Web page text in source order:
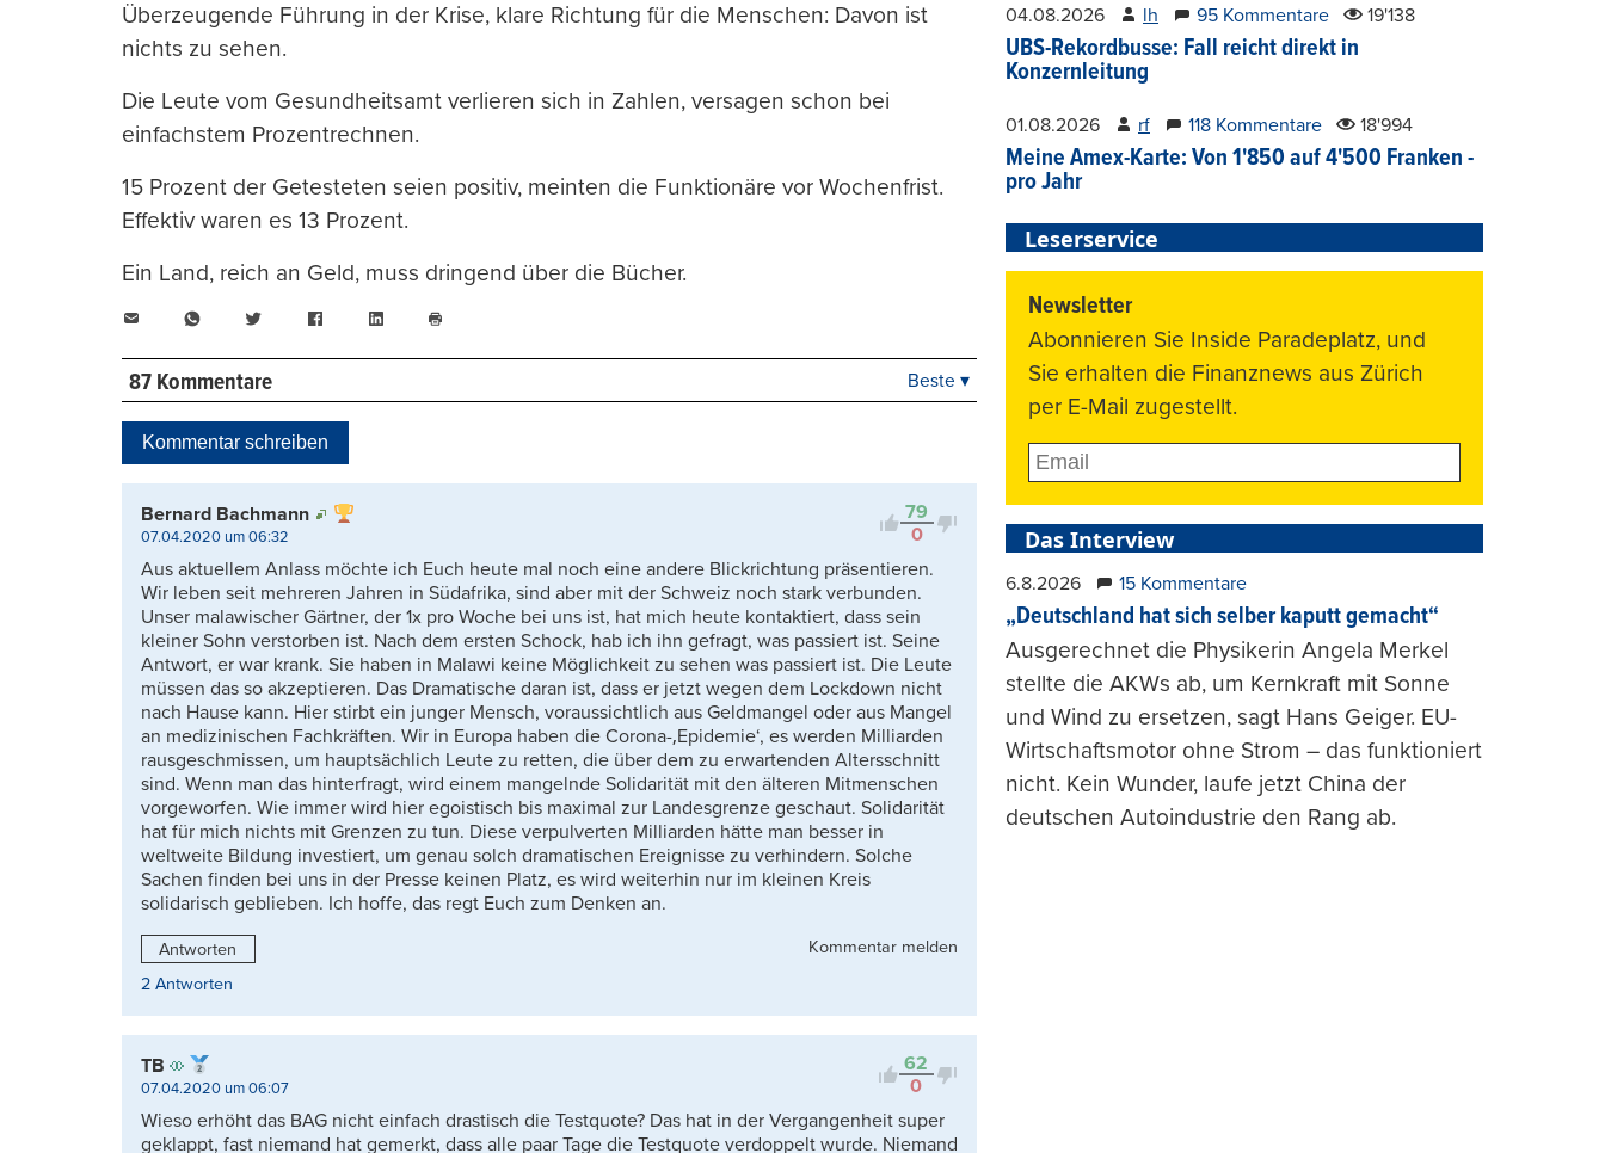
Überzeugende Führung in der Krise, klare Richtung für die Menschen: Davon ist
nichts zu sehen.
Die Leute vom Gesundheitsamt verlieren sich in Zahlen, versagen schon bei
einfachstem Prozentrechnen.
15 Prozent der Getesteten seien positiv, meinten die Funktionäre vor Wochenfrist.
Effektiv waren es 13 Prozent.
Ein Land, reich an Geld, muss dringend über die Bücher.
WhatsAppTwitter FacebookLinkedIn
drucken
87 Kommentare
Kontrovers
Beste ▾
Kommentar schreiben
79
0
Bernard Bachmann
07.04.2020 um 06:32
Aus aktuellem Anlass möchte ich Euch heute mal noch eine andere Blickrichtung präsentieren.
Wir leben seit mehreren Jahren in Südafrika, sind aber mit der Schweiz noch stark verbunden.
Unser malawischer Gärtner, der 1x pro Woche bei uns ist, hat mich heute kontaktiert, dass sein
kleiner Sohn verstorben ist. Nach dem ersten Schock, hab ich ihn gefragt, was passiert ist. Seine
Antwort, er war krank. Sie haben in Malawi keine Möglichkeit zu sehen was passiert ist. Die Leute
müssen das so akzeptieren. Das Dramatische daran ist, dass er jetzt wegen dem Lockdown nicht
nach Hause kann. Hier stirbt ein junger Mensch, voraussichtlich aus Geldmangel oder aus Mangel
an medizinischen Fachkräften. Wir in Europa haben die Corona-‚Epidemie‘, es werden Milliarden
rausgeschmissen, um hauptsächlich Leute zu retten, die über dem zu erwartenden Altersschnitt
sind. Wenn man das hinterfragt, wird einem mangelnde Solidarität mit den älteren Mitmenschen
vorgeworfen. Wie immer wird hier egoistisch bis maximal zur Landesgrenze geschaut. Solidarität
hat für mich nichts mit Grenzen zu tun. Diese verpulverten Milliarden hätte man besser in
weltweite Bildung investiert, um genau solch dramatischen Ereignisse zu verhindern. Solche
Sachen finden bei uns in der Presse keinen Platz, es wird weiterhin nur im kleinen Kreis
solidarisch geblieben. Ich hoffe, das regt Euch zum Denken an.
Antworten
Kommentar melden
2 Antworten
62
0
TB
07.04.2020 um 06:07
Wieso erhöht das BAG nicht einfach drastisch die Testquote? Das hat in der Vergangenheit super
geklappt, fast niemand hat gemerkt, dass alle paar Tage die Testquote verdoppelt wurde. Niemand
04.08.2026 lh 95 Kommentare 19'138
UBS-Rekordbusse: Fall reicht direkt in
Konzernleitung
01.08.2026 rf 118 Kommentare 18'994
Meine Amex-Karte: Von 1'850 auf 4'500 Franken -
pro Jahr
Leserservice
Newsletter
Abonnieren Sie Inside Paradeplatz, und
Sie erhalten die Finanznews aus Zürich
per E-Mail zugestellt.
Das Interview
6.8.2026 15 Kommentare
„Deutschland hat sich selber kaputt gemacht“
Ausgerechnet die Physikerin Angela Merkel
stellte die AKWs ab, um Kernkraft mit Sonne
und Wind zu ersetzen, sagt Hans Geiger. EU-
Wirtschaftsmotor ohne Strom – das funktioniert
nicht. Kein Wunder, laufe jetzt China der
deutschen Autoindustrie den Rang ab.